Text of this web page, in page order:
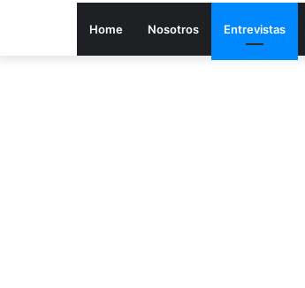
Home Nosotros Entrevistas